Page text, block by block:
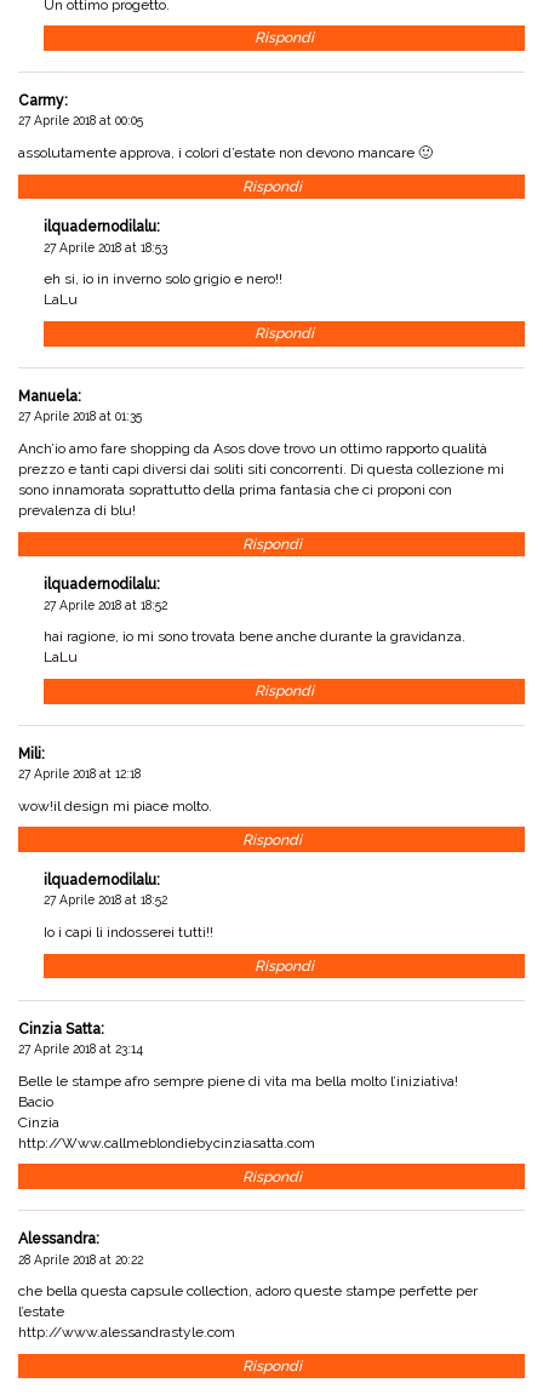
Un ottimo progetto.
Rispondi
Carmy:
27 Aprile 2018 at 00:05
assolutamente approva, i colori d’estate non devono mancare 🙂
Rispondi
ilquadernodilalu:
27 Aprile 2018 at 18:53
eh si, io in inverno solo grigio e nero!!
LaLu
Rispondi
Manuela:
27 Aprile 2018 at 01:35
Anch’io amo fare shopping da Asos dove trovo un ottimo rapporto qualità
prezzo e tanti capi diversi dai soliti siti concorrenti. Di questa collezione mi
sono innamorata soprattutto della prima fantasia che ci proponi con
prevalenza di blu!
Rispondi
ilquadernodilalu:
27 Aprile 2018 at 18:52
hai ragione, io mi sono trovata bene anche durante la gravidanza.
LaLu
Rispondi
Mili:
27 Aprile 2018 at 12:18
wow!il design mi piace molto.
Rispondi
ilquadernodilalu:
27 Aprile 2018 at 18:52
Io i capi li indosserei tutti!!
Rispondi
Cinzia Satta:
27 Aprile 2018 at 23:14
Belle le stampe afro sempre piene di vita ma bella molto l’iniziativa!
Bacio
Cinzia
http://Www.callmeblondiebycinziasatta.com
Rispondi
Alessandra:
28 Aprile 2018 at 20:22
che bella questa capsule collection, adoro queste stampe perfette per
l’estate
http://www.alessandrastyle.com
Rispondi